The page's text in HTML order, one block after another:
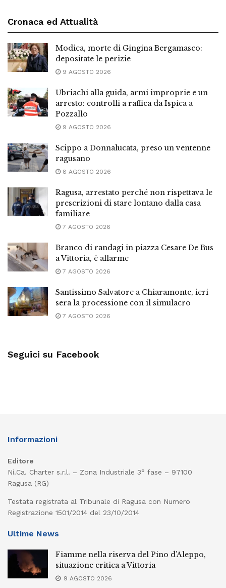
Cronaca ed Attualità
Modica, morte di Gingina Bergamasco:
depositate le perizie
9 AGOSTO 2026
Ubriachi alla guida, armi improprie e un
arresto: controlli a raffica da Ispica a
Pozzallo
9 AGOSTO 2026
Scippo a Donnalucata, preso un ventenne
ragusano
8 AGOSTO 2026
Ragusa, arrestato perché non rispettava le
prescrizioni di stare lontano dalla casa
familiare
7 AGOSTO 2026
Branco di randagi in piazza Cesare De Bus
a Vittoria, è allarme
7 AGOSTO 2026
Santissimo Salvatore a Chiaramonte, ieri
sera la processione con il simulacro
7 AGOSTO 2026
Seguici su Facebook
Informazioni
Editore
Ni.Ca. Charter s.r.l. – Zona Industriale 3° fase – 97100
Ragusa (RG)
Testata registrata al Tribunale di Ragusa con Numero
Registrazione 1501/2014 del 23/10/2014
Ultime News
Fiamme nella riserva del Pino d’Aleppo,
situazione critica a Vittoria
9 AGOSTO 2026